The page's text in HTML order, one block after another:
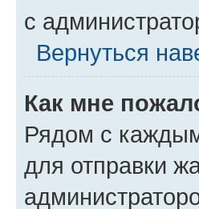
с
Вернуться
Как мне
Рядом с
для отправки